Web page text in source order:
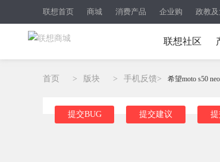
联想首页 商城 消费产品 企业购 政教
联想社区
首页 > 版块 > 手机反馈> 希望moto s50
提交BUG 提交建议